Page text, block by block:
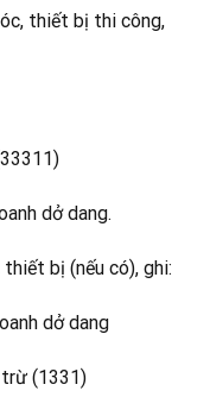
thiết bị thi công,
dở dang.
bị (nếu có), ghi:
dở dang
(1331)